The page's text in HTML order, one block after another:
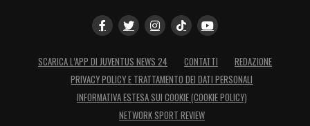
SCARICA L’APP DI JUVENTUS NEWS 24 CONTATTI
REDAZIONE
PRIVACY POLICY E TRATTAMENTO DEI DATI PERSONALI
INFORMATIVA ESTESA SUI COOKIE (COOKIE POLICY)
NETWORK SPORT REVIEW